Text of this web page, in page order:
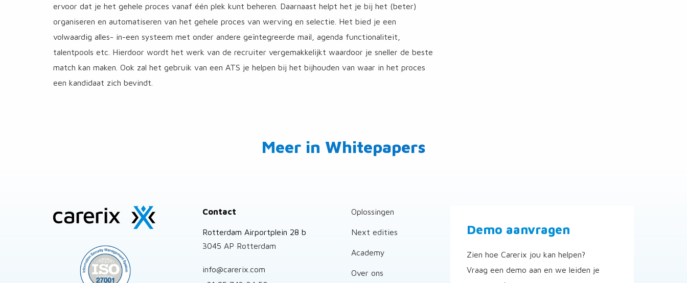
ervoor dat je het gehele proces vanaf één plek kunt beheren. Daarnaast helpt het je bij het (beter)
organiseren en automatiseren van het gehele proces van werving en selectie. Het bied je een
volwaardig alles- in-een systeem met onder andere geïntegreerde mail, agenda functionaliteit,
talentpools etc. Hierdoor wordt het werk van de recruiter vergemakkelijkt waardoor je sneller de beste
match kan maken. Ook zal het gebruik van een ATS je helpen bij het bijhouden van waar in het proces
een kandidaat zich bevindt.
Meer in Whitepapers
Contact
Rotterdam Airportplein 28 b
3045 AP Rotterdam
info@carerix.com
Oplossingen
Next edities
Academy
Over ons
Demo aanvragen
Zien hoe Carerix jou kan helpen?
Vraag een demo aan en we leiden je